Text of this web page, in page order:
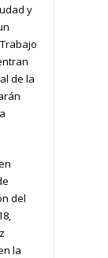
y
de la
del
la